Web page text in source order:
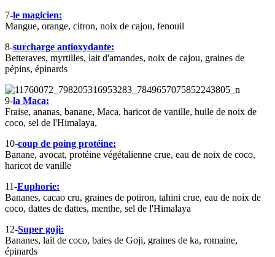
7-le magicien:
Mangue, orange, citron, noix de cajou, fenouil
8-surcharge antioxydante:
Betteraves, myrtilles, lait d'amandes, noix de cajou, graines de
pépins, épinards
9-la Maca:
Fraise, ananas, banane, Maca, haricot de vanille, huile de noix de
coco, sel de l'Himalaya,
10-coup de poing protéine:
Banane, avocat, protéine végétalienne crue, eau de noix de coco,
haricot de vanille
11-Euphorie:
Bananes, cacao cru, graines de potiron, tahini crue, eau de noix de
coco, dattes de dattes, menthe, sel de l'Himalaya
12-Super goji:
Bananes, lait de coco, baies de Goji, graines de ka, romaine,
épinards